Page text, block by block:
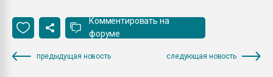
Комментировать на
форуме
предыдущая новость следующая новость